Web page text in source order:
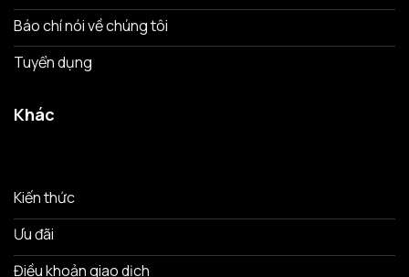
Báo chí nói về chúng tôi
Tuyển dụng
Khác
Kiến thức
Ưu đãi
Điều khoản giao dịch